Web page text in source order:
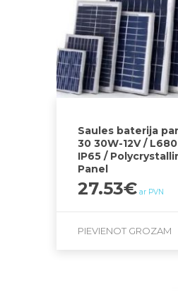
Saules baterija
30 30W-12V /
IP65 /
Panel
27.53€ ar PVN
PIEVIENOT GROZAM